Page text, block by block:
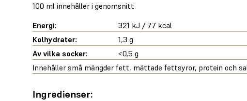
100 ml innehåller i genomsnitt
Energi:
321 kJ / 77 kcal
Kolhydrater:
1,3 g
Av vilka socker:
<0,5 g
Innehåller små mängder fett, mättade fettsyror, protein och
Ingredienser: